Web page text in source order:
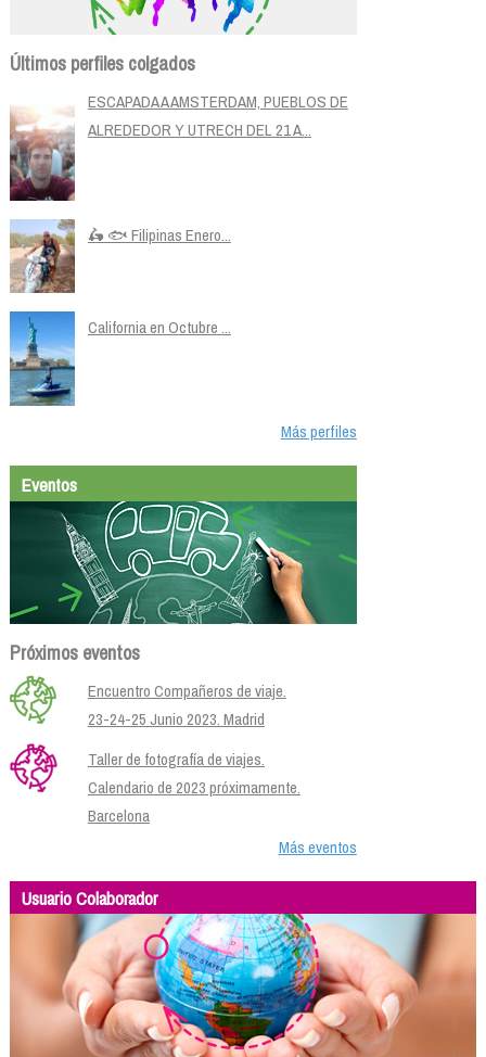
Últimos perfiles colgados
ESCAPADA A AMSTERDAM, PUEBLOS DE
ALREDEDOR Y UTRECH DEL 21 A...
🛵 🐟 Filipinas Enero...
California en Octubre ...
Más perfiles
Eventos
Próximos eventos
Encuentro Compañeros de viaje.
23-24-25 Junio 2023. Madrid
Taller de fotografía de viajes.
Calendario de 2023 próximamente.
Barcelona
Más eventos
Usuario Colaborador